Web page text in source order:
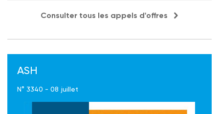
Consulter tous les appels d'offres
ASH
N° 3340 - 08 juillet